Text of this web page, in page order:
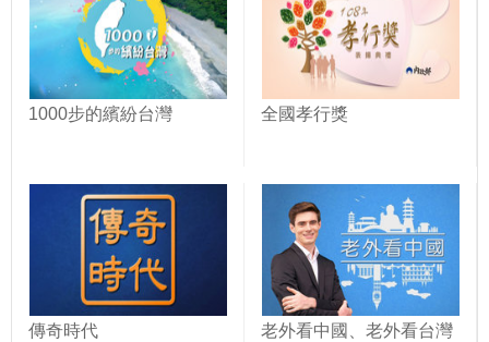
1000步的繽紛台灣 全國孝行獎
傳奇時代 老外看中國、老外看台灣